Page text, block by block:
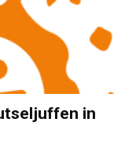
in